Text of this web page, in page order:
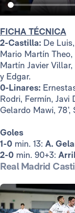
FICHA TÉCNICA
2-Castilla: De
Mario Martín Theo,
Martín Javier Villar,
y Edgar.
0-Linares:
Rodri, Fermín, Javi
Gelardo Mawi,
Goles
1-0 min. 13: A.
2-0 min. 90+3:
Real Madrid